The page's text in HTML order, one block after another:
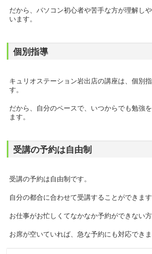
だから、パソコン初心者や苦手な方が理解し
います。
個別指導
キュリオステーション岩出店の講座は、個別
す。
だから、自分のペースで、いつからでも勉強
ます。
受講の予約は自由制
受講の予約は自由制です。
自分の都合に合わせて受講することができます
お仕事がお忙しくてなかなか予約ができない方
お席が空いていれば、急な予約にも対応できま